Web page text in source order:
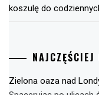
koszulę do
NAJCZĘŚCIEJ
Zielona oaza nad